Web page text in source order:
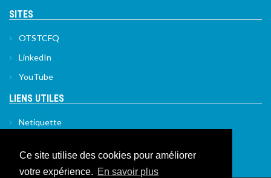
Ce site utilise des cookies pour améliorer
votre expérience. En savoir plus
SITES
OTSTCFQ
LinkedIn
YouTube
LIENS UTILES
Netiquette
Politique de sécurité de l'information